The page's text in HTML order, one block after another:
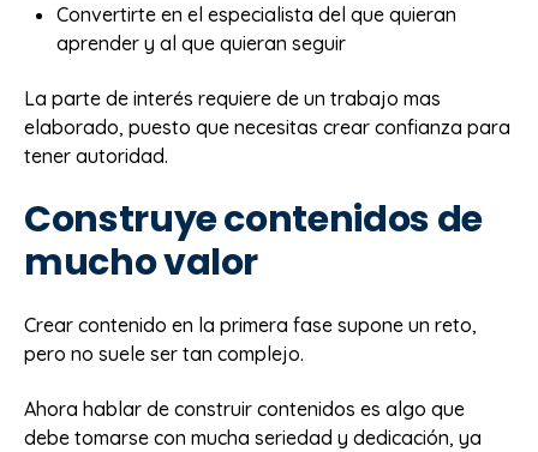
Convertirte en el especialista del que quieran
aprender y al que quieran seguir
La parte de interés requiere de un trabajo mas
elaborado, puesto que necesitas crear confianza para
tener autoridad.
Construye contenidos de
mucho valor
Crear contenido en la primera fase supone un reto,
pero no suele ser tan complejo.
Ahora hablar de construir contenidos es algo que
debe tomarse con mucha seriedad y dedicación, ya